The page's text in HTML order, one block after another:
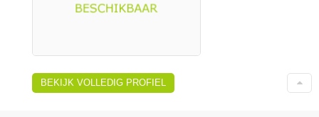
BEKIJK VOLLEDIG PROFIEL